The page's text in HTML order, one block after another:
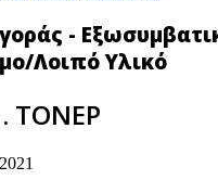
-
Λοιπό Υλικό
ΤΟΝΕΡ